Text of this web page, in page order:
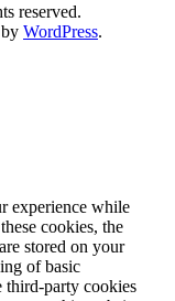
reserved.
WordPress.
experience while
cookies, the
stored on your
of basic
third-party cookies